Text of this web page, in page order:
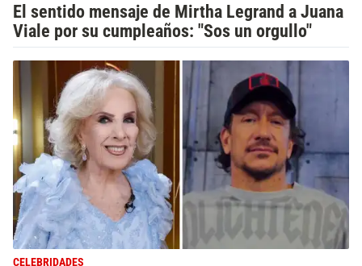
El sentido mensaje de Mirtha Legrand a Juana
Viale por su cumpleaños: "Sos un orgullo"
CELEBRIDADES